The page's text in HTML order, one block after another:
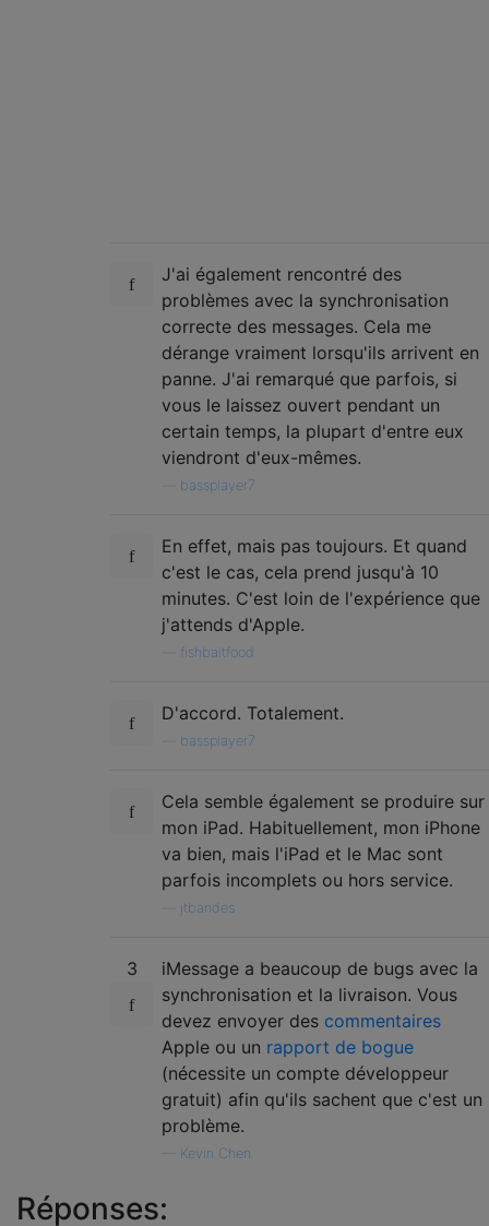
J'ai également rencontré des
problèmes avec la synchronisation
correcte des messages. Cela me
dérange vraiment lorsqu'ils arrivent en
panne. J'ai remarqué que parfois, si
vous le laissez ouvert pendant un
certain temps, la plupart d'entre eux
viendront d'eux-mêmes.
bassplayer7
En effet, mais pas toujours. Et quand
c'est le cas, cela prend jusqu'à 10
minutes. C'est loin de l'expérience que
j'attends d'Apple.
fishbaitfood
D'accord. Totalement.
bassplayer7
Cela semble également se produire sur
mon iPad. Habituellement, mon iPhone
va bien, mais l'iPad et le Mac sont
parfois incomplets ou hors service.
jtbandes
3
iMessage a beaucoup de bugs avec la
synchronisation et la livraison. Vous
devez envoyer des commentaires
Apple ou un rapport de bogue
(nécessite un compte développeur
gratuit) afin qu'ils sachent que c'est un
problème.
Kevin Chen
Réponses: